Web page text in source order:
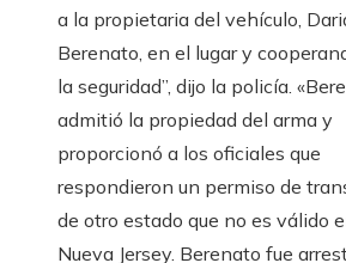
a la propietaria del vehículo,
Berenato, en el lugar y
la seguridad”, dijo la policía.
admitió la propiedad del arma y
proporcionó a los oficiales que
respondieron un permiso de
de otro estado que no es válido
Nueva Jersey. Berenato fue